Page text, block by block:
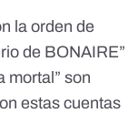
la orden de
de BONAIRE”
mortal” son
estas cuentas